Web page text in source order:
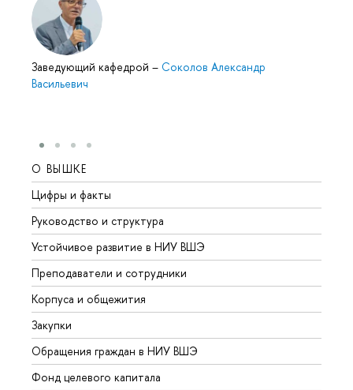
Заведующий кафедрой – Соколов Александр
Васильевич
О ВЫШКЕ
Цифры и факты
Руководство и структура
Устойчивое развитие в НИУ ВШЭ
Преподаватели и сотрудники
Корпуса и общежития
Закупки
Обращения граждан в НИУ ВШЭ
Фонд целевого капитала